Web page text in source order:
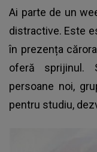
Ai parte de un
distractive. Este
în prezența
oferă sprijinul.
persoane noi,
pentru studiu,